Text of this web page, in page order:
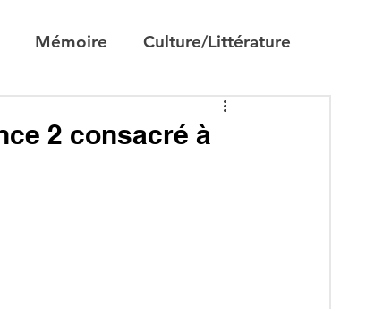
Mémoire Culture/Littérature
2 consacré à